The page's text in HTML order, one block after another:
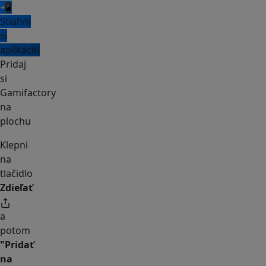
📲
Stiahni
si
aplikáciu
Pridaj
si
Gamifactory
na
plochu
Klepni
na
tlačidlo
Zdieľať
a
potom
"Pridať
na